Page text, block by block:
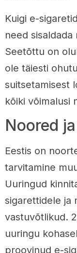
Kuigi e-
need
Seetõttu on
ole täiesti
suitsetamisest
kõiki võimalusi
Noored
Eestis on
tarvitamine
Uuringud
sigarettidele ja
vastuvõtlikud.
uuringu
proovinud e-